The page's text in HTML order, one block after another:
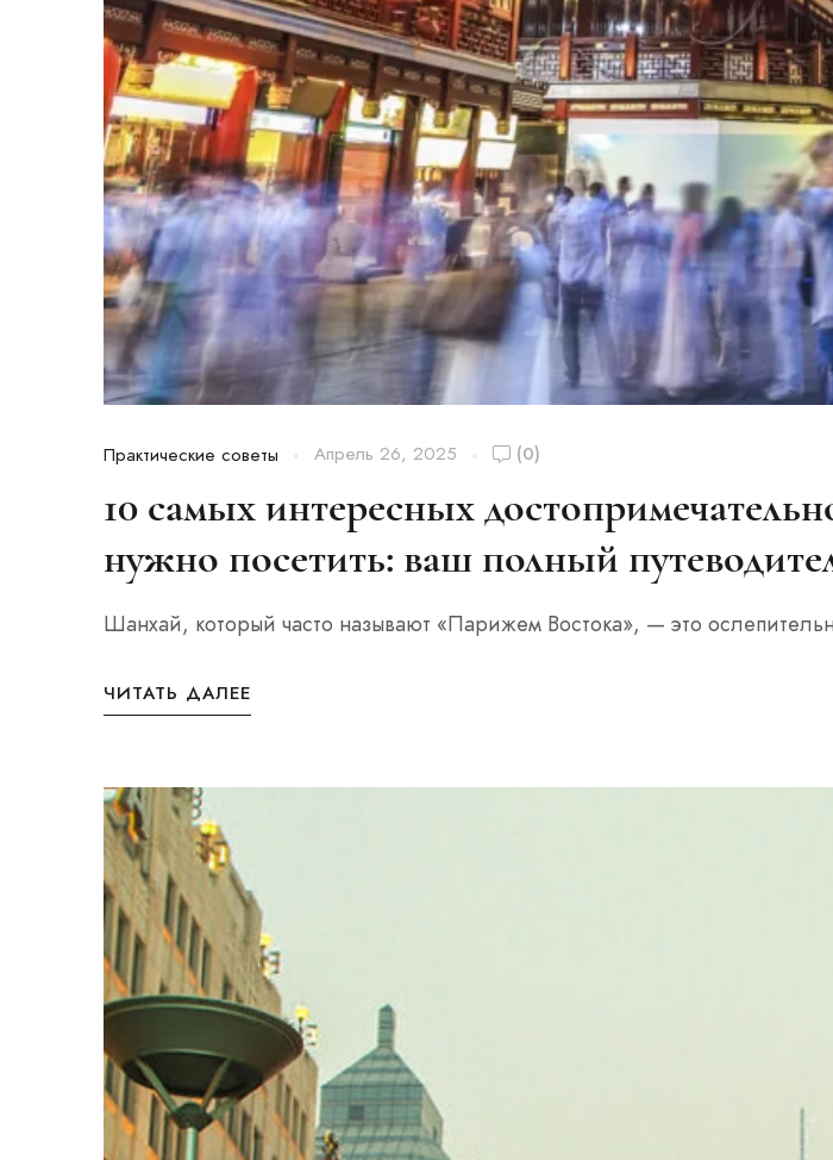
Практические советы Апрель 26, 2025 (0)
10 самых интересных
нужно посетить: ваш полный
Шанхай, который часто называют «Парижем Востока», — это
ЧИТАТЬ ДАЛЕЕ